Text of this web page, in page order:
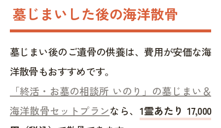
墓じまいした後の海洋散骨
墓じまい後のご遺骨の供養は、費用が安価な海
洋散骨もおすすめです。
「終活・お墓の相談所 いのり」の墓じまい＆
海洋散骨セットプランなら、 1霊あたり 17,000